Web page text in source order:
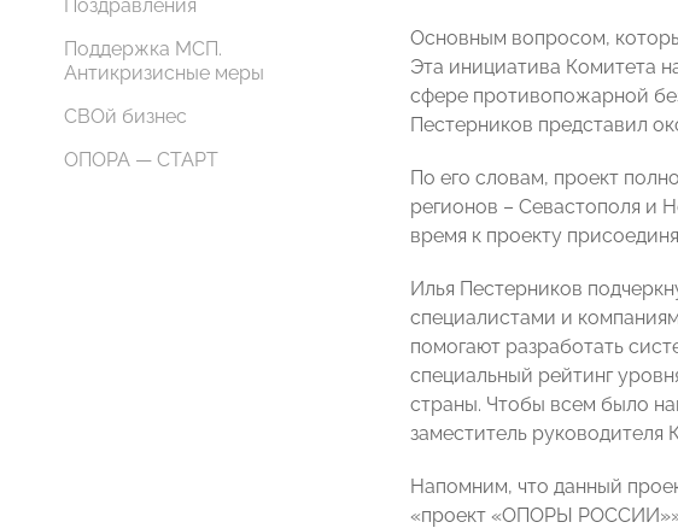
Поздравления
Поддержка МСП.
Антикризисные меры
СВОй бизнес
ОПОРА — СТАРТ
Основным вопросом,
Эта инициатива Комитета
сфере противопожарной
Пестерников представил
По его словам, проект
регионов – Севастополя и
время к проекту
Илья Пестерников
специалистами и
помогают разработать
специальный рейтинг
страны. Чтобы всем было
заместитель руководителя
Напомним, что данный
«проект «ОПОРЫ